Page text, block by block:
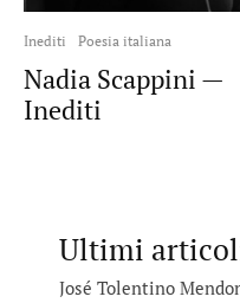
Inediti Poesia italiana
Nadia Scappini —
Inediti
Ultimi
José Tolentino